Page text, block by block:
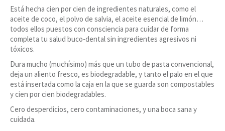
Está hecha cien por cien de ingredientes naturales, como el
aceite de coco, el polvo de salvia, el aceite esencial de limón…
todos ellos puestos con consciencia para cuidar de forma
completa tu salud buco-dental sin ingredientes agresivos ni
tóxicos.
Dura mucho (muchísimo) más que un tubo de pasta convencional,
deja un aliento fresco, es biodegradable, y tanto el palo en el que
está insertada como la caja en la que se guarda son compostables
y cien por cien biodegradables.
Cero desperdicios, cero contaminaciones, y una boca sana y
cuidada.